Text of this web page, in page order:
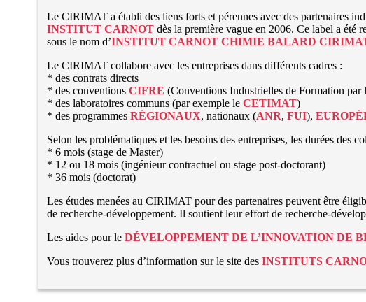
Le CIRIMAT a établi des liens forts et pérennes avec des partenaires
INSTITUT CARNOT dès la première vague en 2006. Ce label a été
sous le nom d’INSTITUT CARNOT CHIMIE BALARD
Le CIRIMAT collabore avec les entreprises dans différents cadres :
* des contrats directs
* des conventionsCIFRE (Conventions Industrielles de Formation par
* des laboratoires communs (par exemple leCETIMAT)
* des programmesRÉGIONAUX, nationaux (ANR,FUI),
Selon les problématiques et les besoins des entreprises, les durées des
* 6 mois (stage de Master)
* 12 ou 18 mois (ingénieur contractuel ou stage post-doctorant)
* 36 mois (doctorat)
Les études menées au CIRIMAT pour des partenaires peuvent être
de recherche-développement. Il soutient leur effort de recherche-
Les aides pour leDÉVELOPPEMENT DE L’INNOVATION DE
Vous trouverez plus d’information sur le site desINSTITUTS